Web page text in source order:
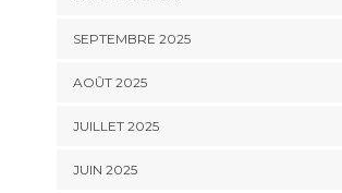
SEPTEMBRE 2025
AOÛT 2025
JUILLET 2025
JUIN 2025